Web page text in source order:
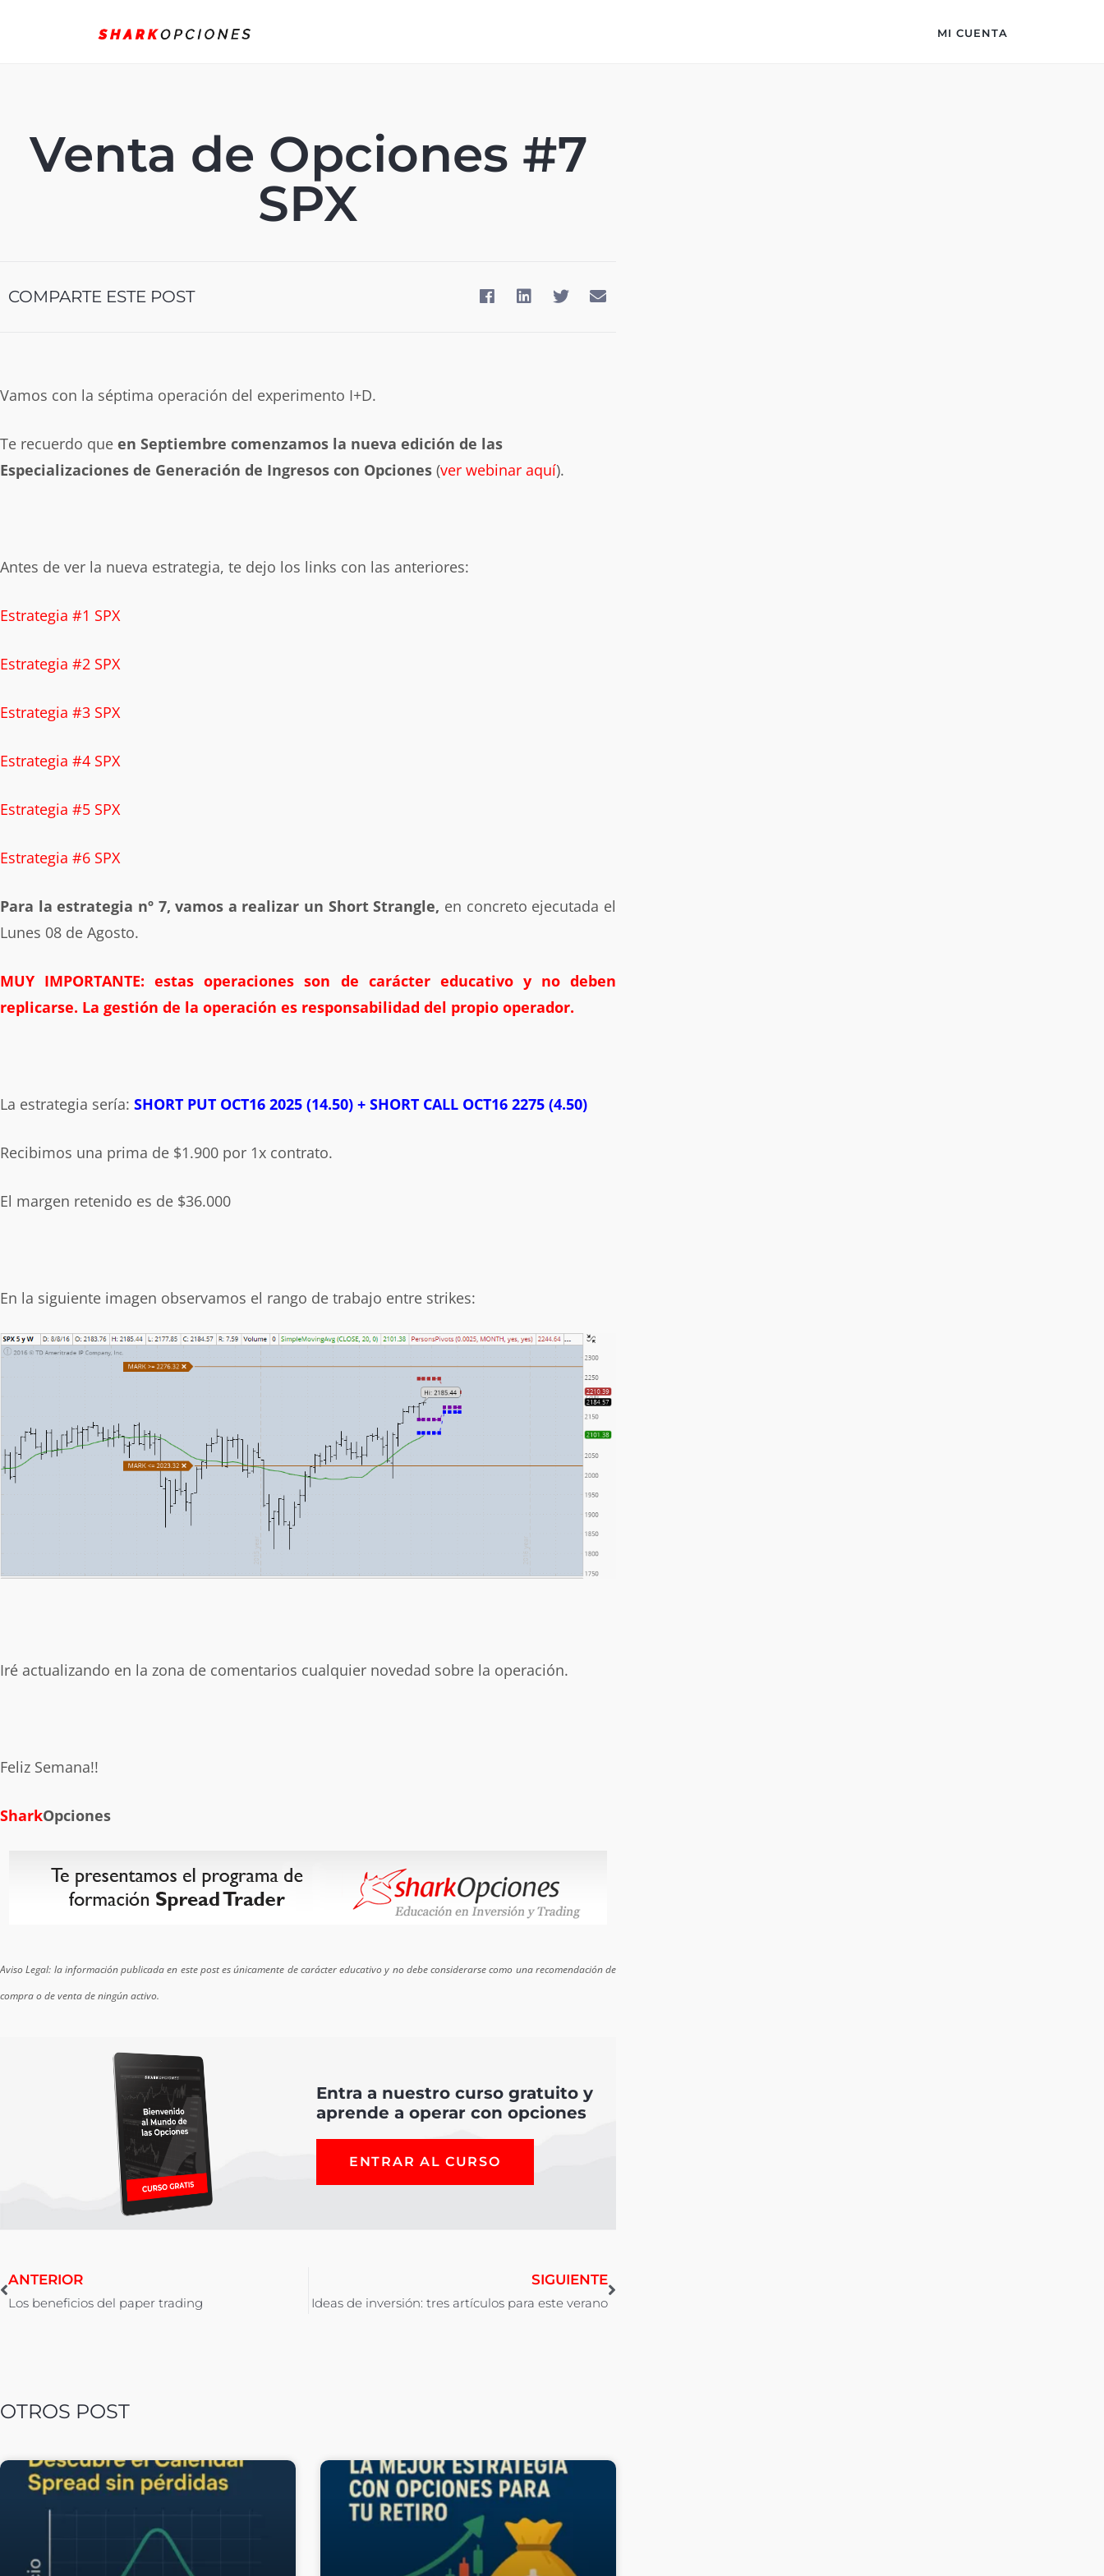
MI CUENTA
Venta de Opciones #7
SPX
COMPARTE ESTE POST
Vamos con la séptima operación del experimento I+D.
Te recuerdo que en Septiembre comenzamos la nueva edición de las
Especializaciones de Generación de Ingresos con Opciones (ver webinar aquí).
Antes de ver la nueva estrategia, te dejo los links con las anteriores:
Estrategia #1 SPX
Estrategia #2 SPX
Estrategia #3 SPX
Estrategia #4 SPX
Estrategia #5 SPX
Estrategia #6 SPX
Para la estrategia nº 7, vamos a realizar un Short Strangle, en concreto ejecutada el
Lunes 08 de Agosto.
MUY IMPORTANTE: estas operaciones son de carácter educativo y no deben
replicarse. La gestión de la operación es responsabilidad del propio operador.
La estrategia sería: SHORT PUT OCT16 2025 (14.50) + SHORT CALL OCT16 2275 (4.50)
Recibimos una prima de $1.900 por 1x contrato.
El margen retenido es de $36.000
En la siguiente imagen observamos el rango de trabajo entre strikes:
Iré actualizando en la zona de comentarios cualquier novedad sobre la operación.
Feliz Semana!!
SharkOpciones
Aviso Legal: la información publicada en este post es únicamente de carácter educativo y no debe considerarse como una recomendación de
compra o de venta de ningún activo.
Entra a nuestro curso gratuito y
aprende a operar con opciones
ENTRAR AL CURSO
ANTERIOR
Los beneficios del paper trading
SIGUIENTE
Ideas de inversión: tres artículos para este verano
OTROS POST